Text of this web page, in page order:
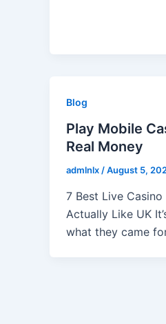
Blog
Play Mobile
Real Money
admlnlx /August 5,
7 Best Live Casino
Actually Like UK
what they came